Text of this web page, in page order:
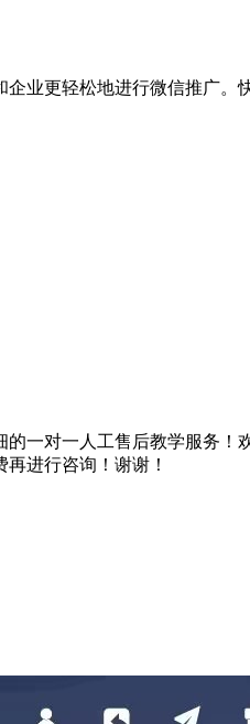
业更轻松地进行微信推广
一对一人工售后教学服务
进行咨询！谢谢！